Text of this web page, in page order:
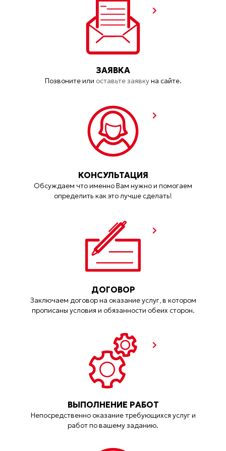
ЗАЯВКА
Позвоните или оставьте заявкуна сайте.
КОНСУЛЬТАЦИЯ
Обсуждаем что именно Вам нужно и помогаем
определить как это лучше сделать!
ДОГОВОР
Заключаем договор на оказание услуг, в котором
прописаны условия и обязанности обеих сторон.
ВЫПОЛНЕНИЕ РАБОТ
Непосредственно оказание требующихся услуг и
работ по вашему заданию.